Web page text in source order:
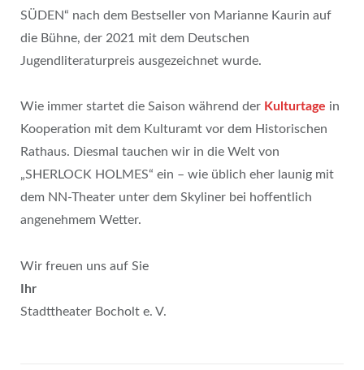
SÜDEN“ nach dem Bestseller von Marianne Kaurin auf
die Bühne, der 2021 mit dem Deutschen
Jugendliteraturpreis ausgezeichnet wurde.
Wie immer startet die Saison während der Kulturtage in
Kooperation mit dem Kulturamt vor dem Historischen
Rathaus. Diesmal tauchen wir in die Welt von
„SHERLOCK HOLMES“ ein – wie üblich eher launig mit
dem NN-Theater unter dem Skyliner bei hoffentlich
angenehmem Wetter.
Wir freuen uns auf Sie
Ihr
Stadttheater Bocholt e. V.